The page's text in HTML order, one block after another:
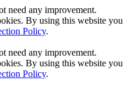
need any improvement.
By using this website you
Policy.
need any improvement.
By using this website you
Policy.